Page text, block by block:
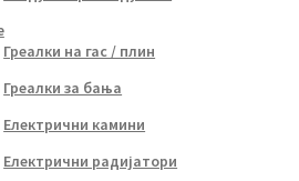
Греалки на гас / плин
Греалки за бања
Електрични камини
Електрични радијатори